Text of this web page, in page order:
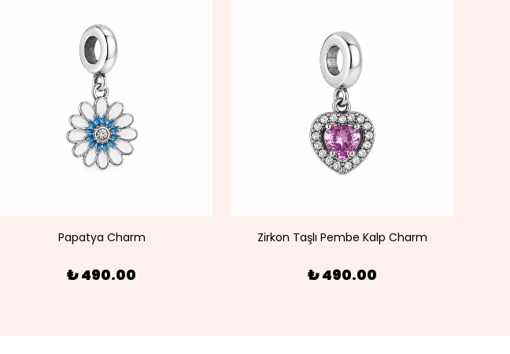
Papatya Charm
₺ 490.00
Zirkon Taşlı Pembe Kalp Charm
₺ 490.00